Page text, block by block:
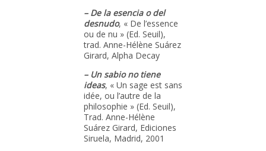
– De la esencia o del
desnudo, « De l’essence
ou de nu » (Ed. Seuil),
trad. Anne-Hélène Suárez
Girard, Alpha Decay
– Un sabio no tiene
ideas, « Un sage est sans
idée, ou l’autre de la
philosophie » (Ed. Seuil),
Trad. Anne-Hélène
Suárez Girard, Ediciones
Siruela, Madrid, 2001